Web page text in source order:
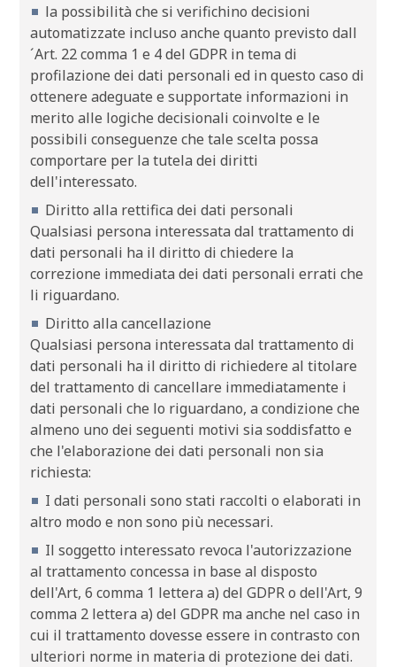
la possibilità che si verifichino decisioni
automatizzate incluso anche quanto previsto dall
´Art. 22 comma 1 e 4 del GDPR in tema di
profilazione dei dati personali ed in questo caso di
ottenere adeguate e supportate informazioni in
merito alle logiche decisionali coinvolte e le
possibili conseguenze che tale scelta possa
comportare per la tutela dei diritti
dell'interessato.
Diritto alla rettifica dei dati personali
Qualsiasi persona interessata dal trattamento di
dati personali ha il diritto di chiedere la
correzione immediata dei dati personali errati che
li riguardano.
Diritto alla cancellazione
Qualsiasi persona interessata dal trattamento di
dati personali ha il diritto di richiedere al titolare
del trattamento di cancellare immediatamente i
dati personali che lo riguardano, a condizione che
almeno uno dei seguenti motivi sia soddisfatto e
che l'elaborazione dei dati personali non sia
richiesta:
I dati personali sono stati raccolti o elaborati in
altro modo e non sono più necessari.
Il soggetto interessato revoca l'autorizzazione
al trattamento concessa in base al disposto
dell'Art, 6 comma 1 lettera a) del GDPR o dell'Art, 9
comma 2 lettera a) del GDPR ma anche nel caso in
cui il trattamento dovesse essere in contrasto con
ulteriori norme in materia di protezione dei dati.